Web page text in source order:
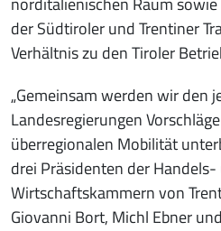
der Südtiroler und Trentiner
Verhältnis zu den Tiroler
„Gemeinsam werden wir den
Landesregierungen
überregionalen Mobilität
drei Präsidenten der
Wirtschaftskammern von
Giovanni Bort, Michl Ebner